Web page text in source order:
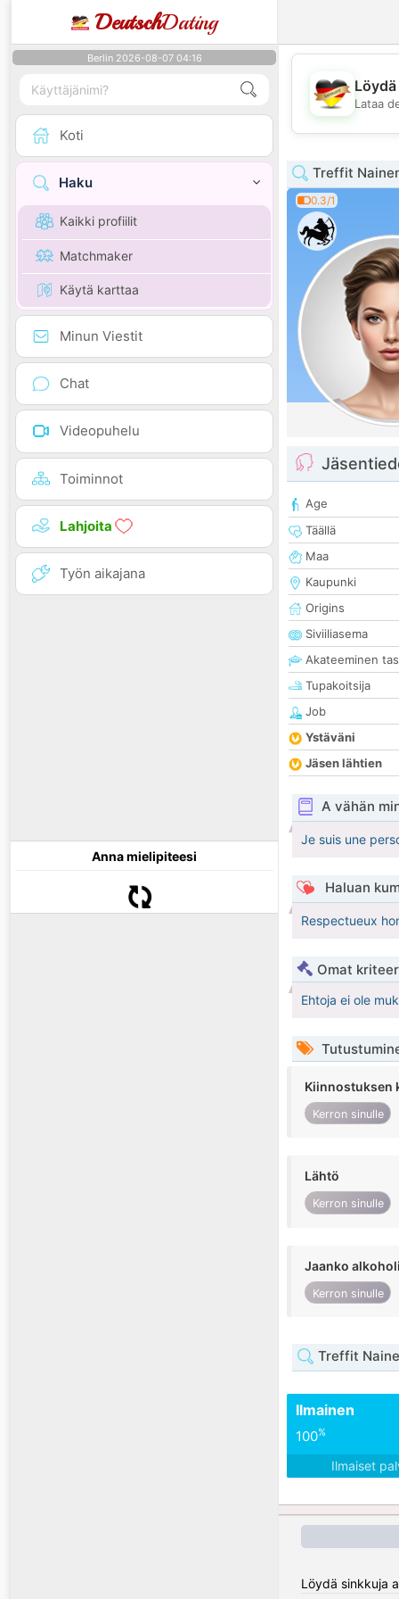
DeutschDating
Berlin 2026-08-07 04:16
Koti
Haku
Kaikki profiilit
Matchmaker
Käytä karttaa
Minun Viestit
Chat
Videopuhelu
Toiminnot
Lahjoita
Työn aikajana
Anna mielipiteesi
Lataa
Treffit
0.3/1
Age
Täällä
Maa
Kaupunki
Origins
Siviiliasema
Akateeminen
Tupakoitsija
Job
Ystäväni
Jäsen lähtien
A vähän
Je suis une
Haluan
Respectueux
Omat
Ehtoja ei ole
Kiinnostuksen
Kerron sinulle
Lähtö
Kerron sinulle
Jaanko
Kerron sinulle
Treffit
Ilmainen
100%
Ilmaiset
Löydä sinkkuja